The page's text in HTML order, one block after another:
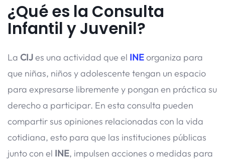
¿Qué es la Consulta
Infantil y Juvenil?
La CIJes una actividad que el INEorganiza para
que niñas, niños y adolescente tengan un espacio
para expresarse libremente y pongan en práctica su
derecho a participar. En esta consulta pueden
compartir sus opiniones relacionadas con la vida
cotidiana, esto para que las instituciones públicas
junto con el INE, impulsen acciones o medidas para